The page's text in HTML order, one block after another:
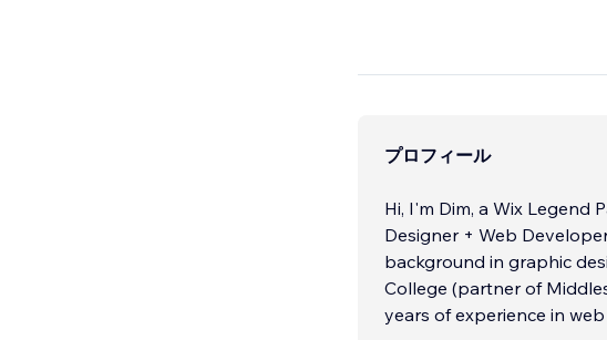
プロフィール
Hi, I'm Dim, a Wix Legend
Designer + Web
background in graphic
College (partner of
years of experience in